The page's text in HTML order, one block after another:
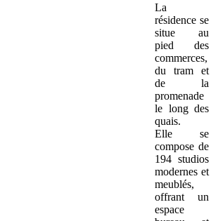
La
résidence se
situe au
pied des
commerces,
du tram et
de la
promenade
le long des
quais.
Elle se
compose de
194 studios
modernes et
meublés,
offrant un
espace